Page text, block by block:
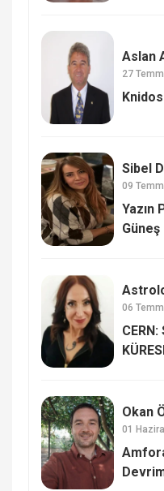
Aslan
27
Sibel
09
Yazın
06
CERN:
Okan
01